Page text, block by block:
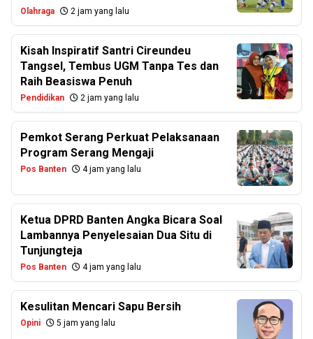
Olahraga 2 jam yang lalu
Kisah Inspiratif Santri Cireundeu
Tangsel, Tembus UGM Tanpa Tes dan
Raih Beasiswa Penuh
Pendidikan 2 jam yang lalu
Pemkot Serang Perkuat Pelaksanaan
Program Serang Mengaji
Pos Banten 4 jam yang lalu
Ketua DPRD Banten Angka Bicara Soal
Lambannya Penyelesaian Dua Situ di
Tunjungteja
Pos Banten 4 jam yang lalu
Kesulitan Mencari Sapu Bersih
Opini 5 jam yang lalu